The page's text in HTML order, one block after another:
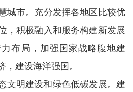
城市。充分发挥各地区比较优
，积极融入和服务构建新发展
布局，加强国家战略腹地建
建设海洋强国。
文明建设和绿色低碳发展。建